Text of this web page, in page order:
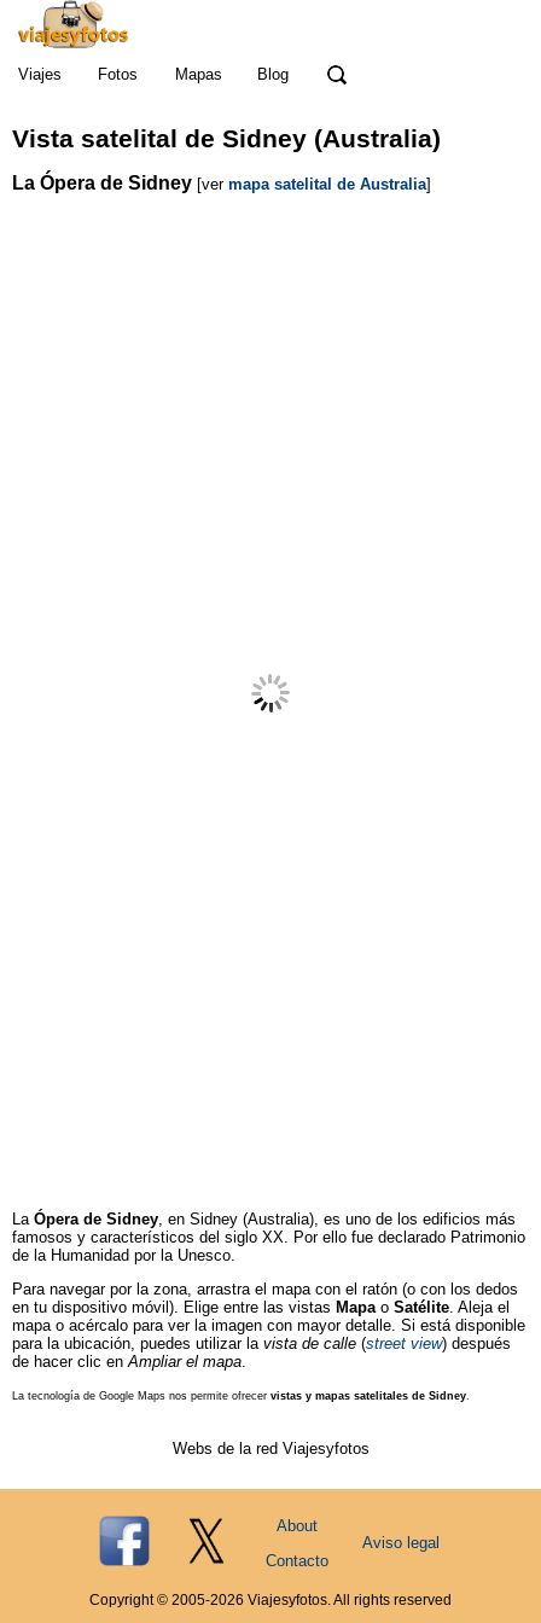
Viajes Fotos Mapas Blog
Vista satelital de Sidney (Australia)
La Ópera de Sidney [ver mapa satelital de Australia]
La Ópera de Sidney, en Sidney (Australia), es uno de los edificios más
famosos y característicos del siglo XX. Por ello fue declarado Patrimonio
de la Humanidad por la Unesco.
Para navegar por la zona, arrastra el mapa con el ratón (o con los dedos
en tu dispositivo móvil). Elige entre las vistas Mapao Satélite. Aleja el
mapa o acércalo para ver la imagen con mayor detalle. Si está disponible
para la ubicación, puedes utilizar la vista de calle (street view) después
de hacer clic enAmpliar el mapa.
La tecnología de Google Maps nos permite ofrecer vistas y mapas satelitales de Sidney.
Webs de la red Viajesyfotos
About
Contacto
Aviso legal
Copyright © 2005-2026 Viajesyfotos. All rights reserved